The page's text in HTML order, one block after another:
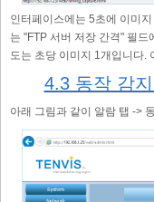
인터페이스에는 5초에 이미
는 "FTP 서버 저장 간격" 필
도는 초당 이미지 1개입니다.
4.3 동작 감
아래 그림과 같이 알람 탭 ->